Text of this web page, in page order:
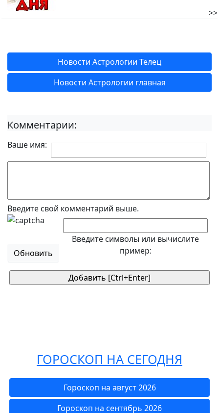
>>
Новости Астрологии Телец
Новости Астрологии главная
Комментарии:
Ваше имя:
Введите свой комментарий выше.
Обновить
Введите символы или вычислите
пример:
ГОРОСКОП НА СЕГОДНЯ
Гороскоп на август 2026
Гороскоп на сентябрь 2026